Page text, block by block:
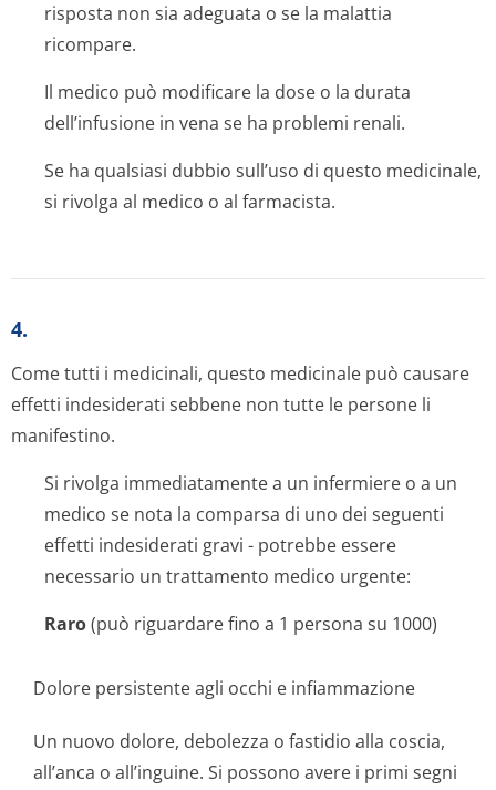
risposta non sia adeguata o se la malattia
ricompare.
Il medico può modificare la dose o la durata
dell’infusione in vena se ha problemi renali.
Se ha qualsiasi dubbio sull’uso di questo medicinale,
si rivolga al medico o al farmacista.
4.
Come tutti i medicinali, questo medicinale può causare
effetti indesiderati sebbene non tutte le persone li
manifestino.
Si rivolga immediatamente a un infermiere o a un
medico se nota la comparsa di uno dei seguenti
effetti indesiderati gravi - potrebbe essere
necessario un trattamento medico urgente:
Raro(può riguardare fino a 1 persona su 1000)
Dolore persistente agli occhi e infiammazione
Un nuovo dolore, debolezza o fastidio alla coscia,
all’anca o all’inguine. Si possono avere i primi segni